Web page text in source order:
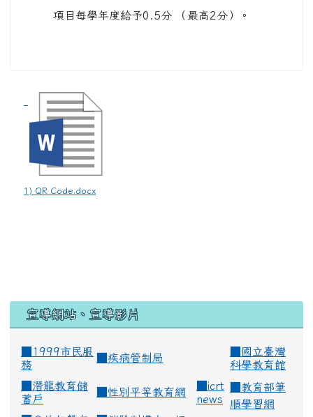
項目每學年度給予0.5分 （最高2分）。
1) QR Code.docx
宣導網站、宣導影片
■1999市民服
務
疾病管制局
國立臺灣
科學教育館
潛龍教育儲
蓄戶
性別平等教育網
icrt
news
教育部筆
順學習網